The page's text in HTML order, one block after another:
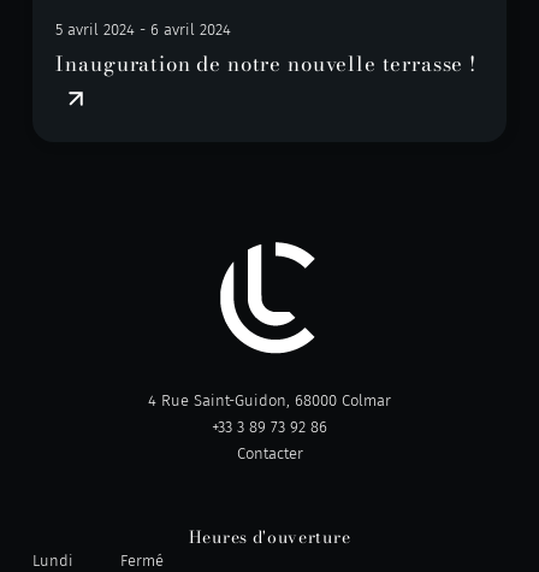
5 avril 2024 - 6 avril 2024
Inauguration de notre nouvelle terrasse !
4 Rue Saint-Guidon, 68000 Colmar
+33 3 89 73 92 86
Contacter
Heures d'ouverture
Lundi Fermé